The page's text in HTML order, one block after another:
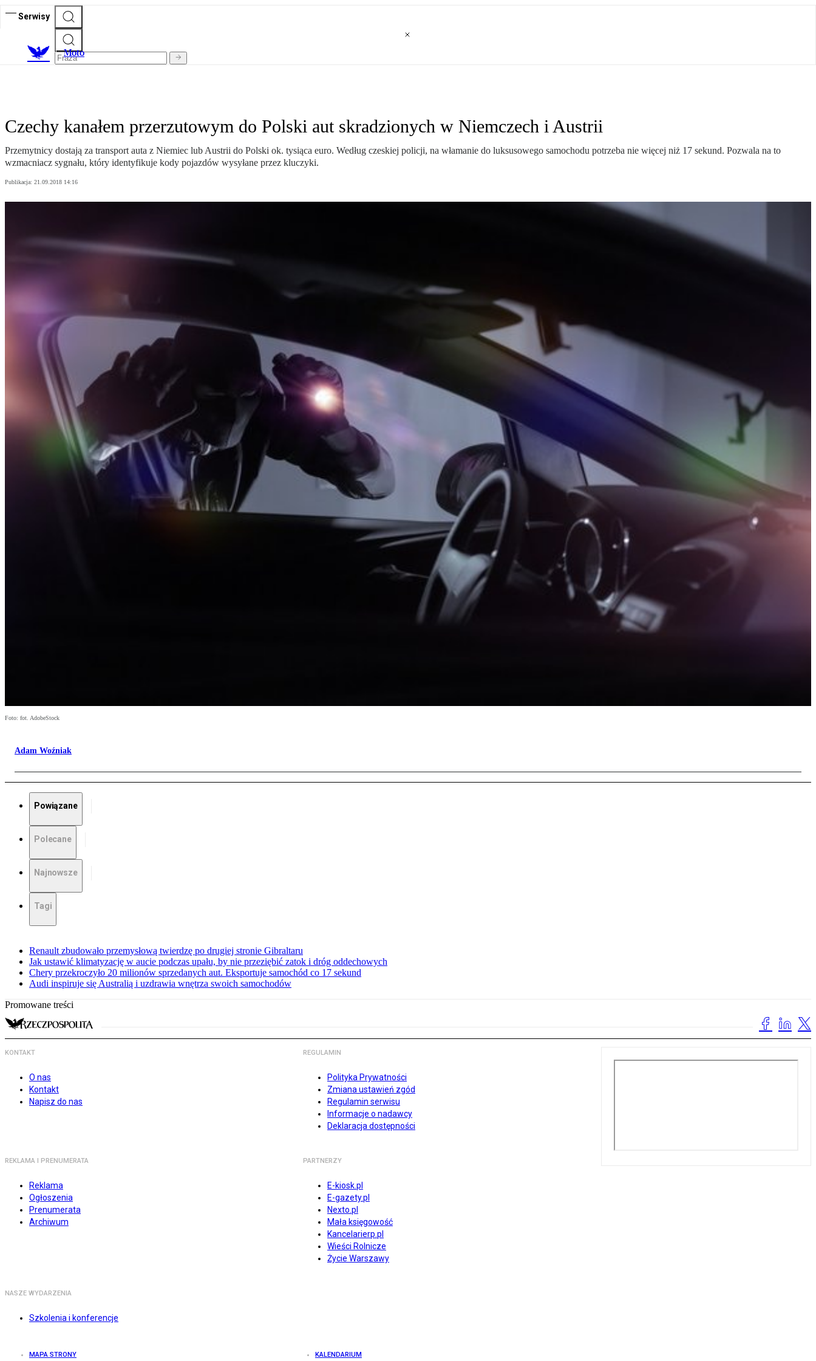
Serwisy
Moto
Czechy kanałem przerzutowym do Polski aut skradzionych w Niemczech i Austrii
Przemytnicy dostają za transport auta z Niemiec lub Austrii do Polski ok. tysiąca euro. Według czeskiej policji, na włamanie do luksusowego samochodu potrzeba nie więcej niż 17 sekund. Pozwala na to
wzmacniacz sygnału, który identyfikuje kody pojazdów wysyłane przez kluczyki.
Publikacja: 21.09.2018 14:16
Foto: fot. AdobeStock
Adam Woźniak
Powiązane
Polecane
Najnowsze
Tagi
Renault zbudowało przemysłową twierdzę po drugiej stronie Gibraltaru
Jak ustawić klimatyzację w aucie podczas upału, by nie przeziębić zatok i dróg oddechowych
Chery przekroczyło 20 milionów sprzedanych aut. Eksportuje samochód co 17 sekund
Audi inspiruje się Australią i uzdrawia wnętrza swoich samochodów
Promowane treści
KONTAKT
O nas
Kontakt
Napisz do nas
REGULAMIN
Polityka Prywatności
Zmiana ustawień zgód
Regulamin serwisu
Informacje o nadawcy
Deklaracja dostępności
REKLAMA I PRENUMERATA
Reklama
Ogłoszenia
Prenumerata
Archiwum
PARTNERZY
E-kiosk.pl
E-gazety.pl
Nexto.pl
Mała księgowość
Kancelarierp.pl
Wieści Rolnicze
Życie Warszawy
NASZE WYDARZENIA
Szkolenia i konferencje
MAPA STRONY KALENDARIUM